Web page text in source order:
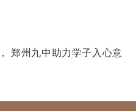
郑州九中助力学子入心意